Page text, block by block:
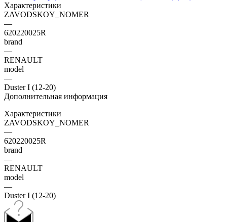
Характеристики
ZAVODSKOY_NOMER
—
620220025R
brand
—
RENAULT
model
—
Duster I (12-20)
Дополнительная информация
Характеристики
ZAVODSKOY_NOMER
—
620220025R
brand
—
RENAULT
model
—
Duster I (12-20)